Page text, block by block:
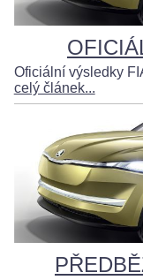
Oficiální výsledky
celý článek...